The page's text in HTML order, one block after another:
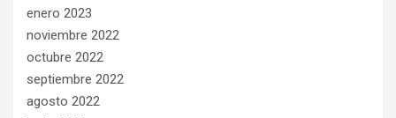
enero 2023
noviembre 2022
octubre 2022
septiembre 2022
agosto 2022